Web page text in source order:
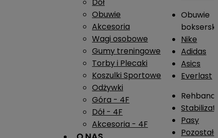
Obuwie
Akcesoria
Wagi osobowe
Gumy treningowe
Torby i Plecaki
Koszulki Sportowe
Odżywki
Góra - 4F
Dół - 4F
Akcesoria - 4F
Obuwie
Nike
Adidas
Asics
Everlast
Rehband
Pasy